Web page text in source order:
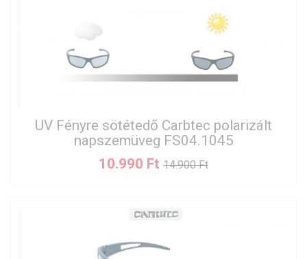
UV Fényre sötétedő Carbtec polarizált
napszemüveg FS04.1045
10.990 Ft 14.900 Ft